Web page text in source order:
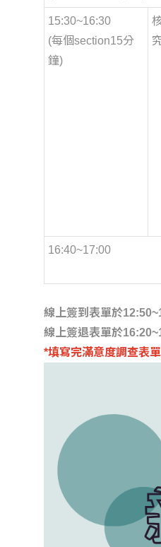
15:30~16:30
(每個section15分
鐘)
16:40~17:00
線上簽到表單於
線上簽退表單於
*填寫完滿意度調查表